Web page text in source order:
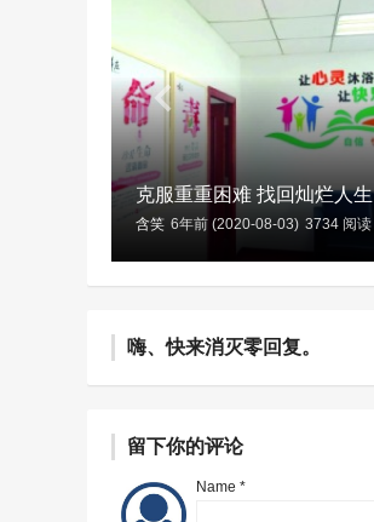
克服重重困难 找回灿烂人生
含笑 6年前 (2020-08-03) 3734 阅读
嗨、快来消灭零回复。
留下你的评论
Name *